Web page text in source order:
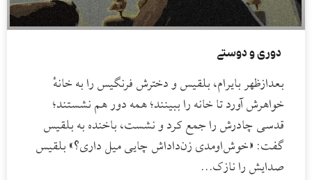
دوری و دوستی
بعدازظهر بایرام، بلقیس و دخترش فرنگیس را به خانهٔ
خواهرش آورد تا خانه را ببینند؛ همه دور هم نشستند؛
قدسی چادرش را جمع کرد و نشست، باخنده به بلقیس
گفت: «خوش‌اومدی زن‌داداش چایی میل داری؟» بلقیس
صدایش را نازک…